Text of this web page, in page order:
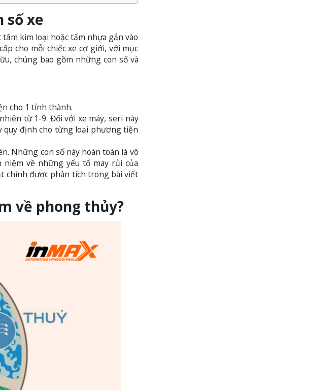
số xe
kim loại hoặc tấm nhựa gắn vào
cho mỗi chiếc xe cơ giới, với mục
chúng bao gồm những con số và
cho 1 tỉnh thành.
từ 1-9. Đối với xe máy, seri này
quy định cho từng loại phương tiện
Những con số này hoàn toàn là vô
về những yếu tố may rủi của
chính được phân tích trong bài viết
về phong thủy?